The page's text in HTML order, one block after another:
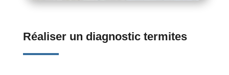
Réaliser un diagnostic termites